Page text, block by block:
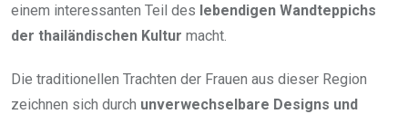
einem interessanten Teil des lebendigen Wandteppichs
der thailändischen Kultur macht.
Die traditionellen Trachten der Frauen aus dieser Region
zeichnen sich durch unverwechselbare Designs und